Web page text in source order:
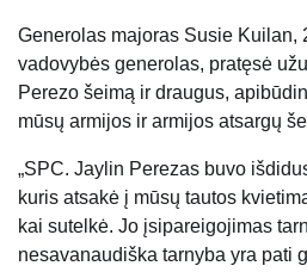
Generolas majoras Susie Kuilan,
vadovybės generolas, pratęsė
Perezo šeimą ir draugus,
mūsų armijos ir armijos atsargų
„SPC. Jaylin Perezas buvo
kuris atsakė į mūsų tautos
kai sutelkė. Jo įsipareigojimas
nesavanaudiška tarnyba yra pati